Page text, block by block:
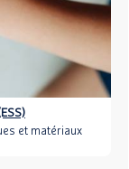
et matériaux